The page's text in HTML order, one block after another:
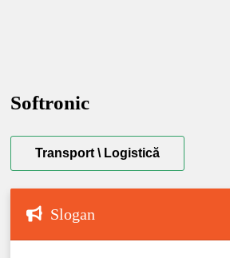
Softronic
Transport \ Logistică
Slogan